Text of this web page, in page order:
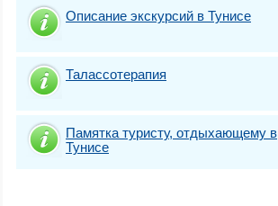
Описание экскурсий в Тунисе
Талассотерапия
Памятка туристу, отдыхающему в
Тунисе